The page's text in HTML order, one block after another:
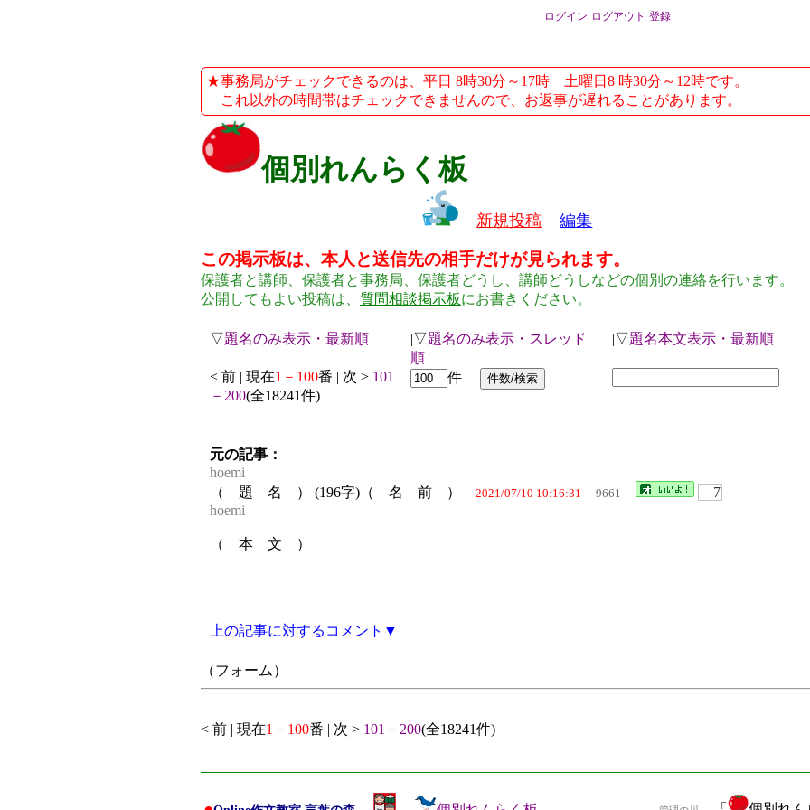
ログイン ログアウト 登録
★事務局がチェックできるのは、平日 8時30分～17時 土曜日8 時30分～12時です。
これ以外の時間帯はチェックできませんので、お返事が遅れることがあります。
個別れんらく板
新規投稿 編集
この掲示板は、本人と送信先の相手だけが見られます。
保護者と講師、保護者と事務局、保護者どうし、講師どうしなどの個別の連絡を行います。
公開してもよい投稿は、 質問相談掲示板にお書きください。
▽題名のみ表示・最新順 |▽題名のみ表示・スレッド
順
|▽題名本文表示・最新順
< 前 | 現在1－100番 | 次 > 101
－200(全18241件)
件
元の記事：
hoemi
（ 題 名 ） (196字)（ 名 前 ） 2021/07/10 10:16:31 9661
7
hoemi
（ 本 文 ）
上の記事に対するコメント▼
（フォーム）
< 前 | 現在1－100番 | 次 > 101－200(全18241件)